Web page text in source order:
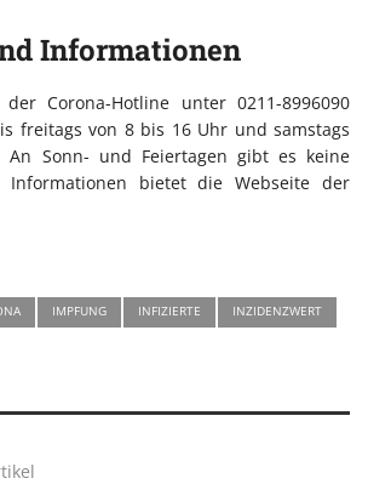
Informationen
Corona-Hotline unter 0211-8996090
freitags von 8 bis 16 Uhr und samstags
Sonn- und Feiertagen gibt es keine
Informationen bietet die Webseite der
IMPFUNG INFIZIERTE
INZIDENZWERT